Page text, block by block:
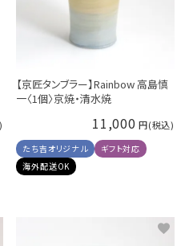
【京匠タンブラー】Rainbow 高島慎
一〈1個〉京焼・清水焼
11,000
たち吉オリジナル
ギフト対応
海外配送OK